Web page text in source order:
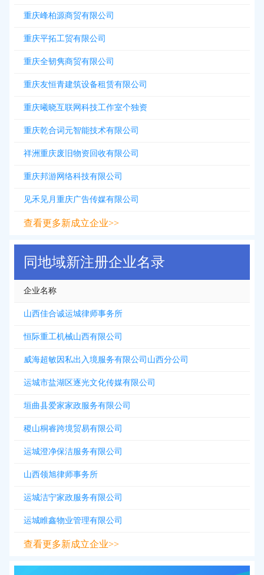
重庆峰柏源商贸有限公司
重庆平拓工贸有限公司
重庆全韧隽商贸有限公司
重庆友恒青建筑设备租赁有限公司
重庆曦晓互联网科技工作室个独资
重庆乾合词元智能技术有限公司
祥洲重庆废旧物资回收有限公司
重庆邦游网络科技有限公司
见禾见月重庆广告传媒有限公司
查看更多新成立企业>>
同地域新注册企业名录
企业名称
山西佳合诚运城律师事务所
恒际重工机械山西有限公司
威海超敏因私出入境服务有限公司山西分公司
运城市盐湖区逐光文化传媒有限公司
垣曲县爱家家政服务有限公司
稷山桐睿跨境贸易有限公司
运城澄净保洁服务有限公司
山西领旭律师事务所
运城洁宁家政服务有限公司
运城睢鑫物业管理有限公司
查看更多新成立企业>>